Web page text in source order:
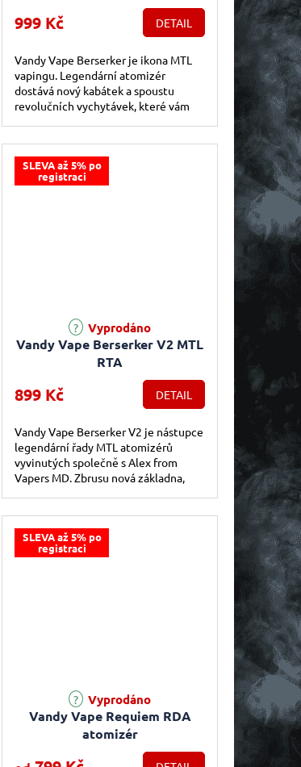
999 Kč DETAIL
Vandy Vape Berserker je ikona MTL
vapingu. Legendární atomizér
dostává nový kabátek a spoustu
revolučních vychytávek, které vám
SLEVA až 5% po
registraci
Vandy Vape Berserker V2 MTL
RTA
Vyprodáno
899 Kč DETAIL
Vandy Vape Berserker V2 je nástupce
legendární řady MTL atomizérů
vyvinutých společně s Alex from
Vapers MD. Zbrusu nová základna,
SLEVA až 5% po
registraci
Vandy Vape Requiem RDA
atomizér
Vyprodáno